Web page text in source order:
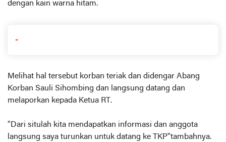
dengan kain warna hitam.
-
Melihat hal tersebut korban teriak dan didengar Abang
Korban Sauli Sihombing dan langsung datang dan
melaporkan kepada Ketua RT.
"Dari situlah kita mendapatkan informasi dan anggota
langsung saya turunkan untuk datang ke TKP"tambahnya.